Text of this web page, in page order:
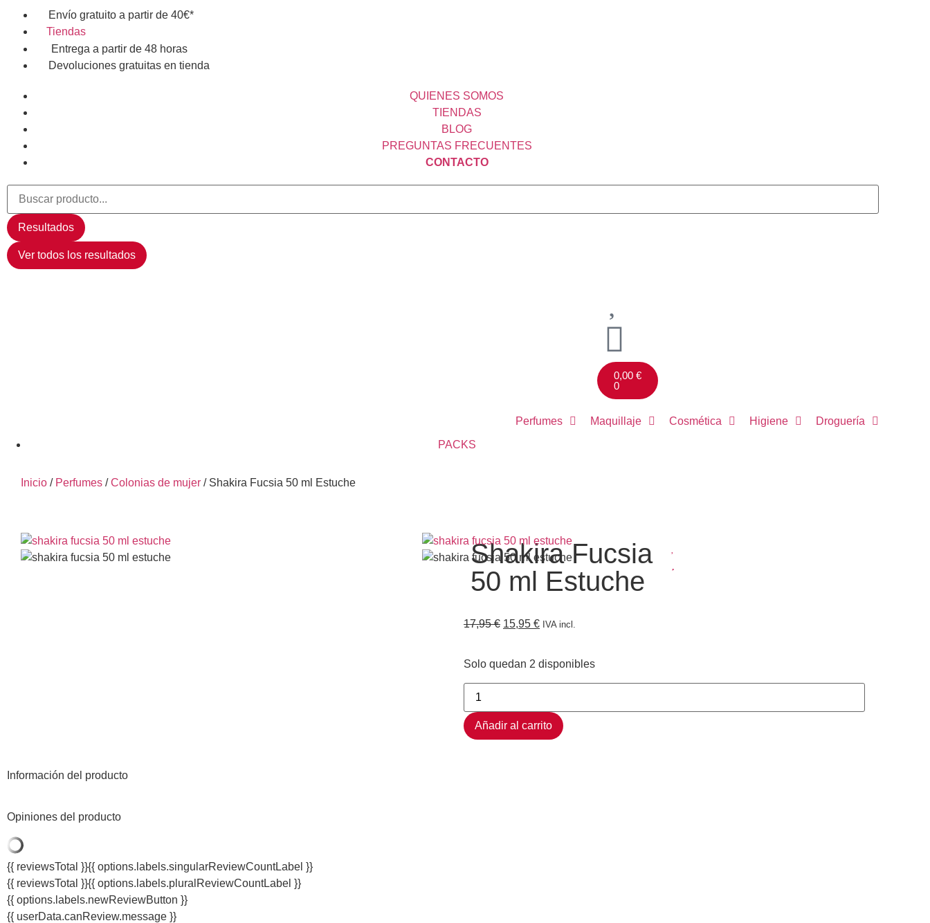
Envío gratuito a partir de 40€*
Tiendas
Entrega a partir de 48 horas
Devoluciones gratuitas en tienda
QUIENES SOMOS
TIENDAS
BLOG
PREGUNTAS FRECUENTES
CONTACTO
Resultados
Ver todos los resultados
0,00€
0
Perfumes Maquillaje Cosmética Higiene
Droguería
PACKS
Inicio / Perfumes /Colonias de mujer / Shakira Fucsia 50 ml Estuche
Shakira Fucsia
50 ml Estuche
17,95€ 15,95 € IVA incl.
Solo quedan 2 disponibles
Añadir al carrito
Información del producto
Opiniones del producto
{{ reviewsTotal }}{{ options.labels.singularReviewCountLabel }}
{{ reviewsTotal }}{{ options.labels.pluralReviewCountLabel }}
{{ options.labels.newReviewButton }}
{{ userData.canReview.message }}